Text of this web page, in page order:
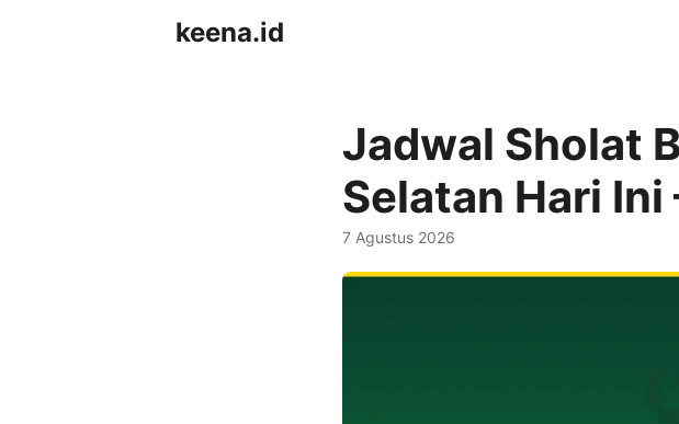
keena.id
Jadwal Sholat
Selatan Hari
7 Agustus 2026